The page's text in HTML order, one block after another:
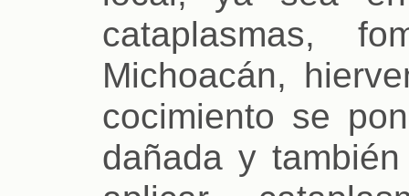
cataplasmas,
Michoacán,
cocimiento se
dañada y